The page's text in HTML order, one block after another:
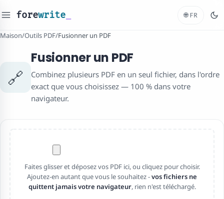
forewrite 🌐 FR
Maison/Outils PDF/Fusionner un PDF
🔗
Fusionner un PDF
Combinez plusieurs PDF en un seul fichier, dans l'ordre
exact que vous choisissez — 100 % dans votre
navigateur.
Faites glisser et déposez vos PDF ici, ou cliquez pour choisir.
Ajoutez-en autant que vous le souhaitez -vos fichiers ne
quittent jamais votre navigateur, rien n'est téléchargé.